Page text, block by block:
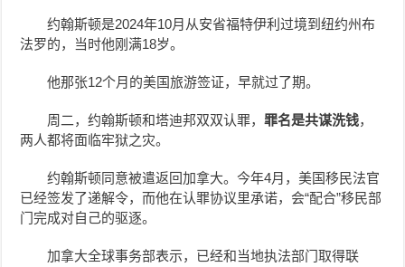
约翰斯顿是2024年10月从安省福特伊利过境到纽约州布
法罗的，当时他刚满18岁。
他那张12个月的美国旅游签证，早就过了期。
周二，约翰斯顿和塔迪邦双双认罪，罪名是共谋洗钱，
两人都将面临牢狱之灾。
约翰斯顿同意被遣返回加拿大。今年4月，美国移民法官
已经签发了递解令，而他在认罪协议里承诺，会“配合”移民部
门完成对自己的驱逐。
加拿大全球事务部表示，已经和当地执法部门取得联